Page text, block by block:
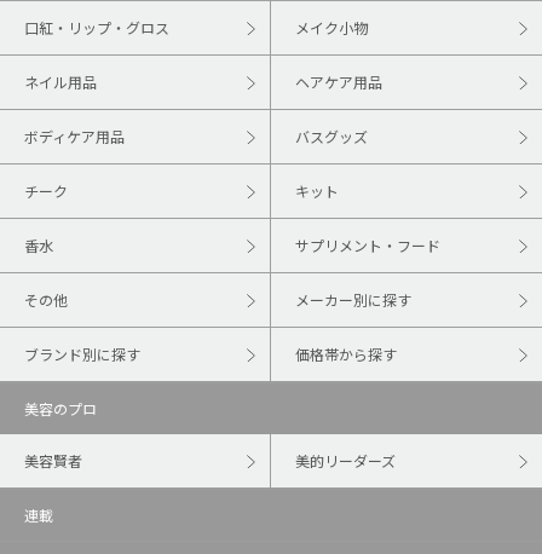
口紅・リップ・グロス メイク小物
ネイル用品 ヘアケア用品
ボディケア用品 バスグッズ
チーク キット
香水 サプリメント・フード
その他 メーカー別に探す
ブランド別に探す 価格帯から探す
美容のプロ
美容賢者 美的リーダーズ
連載